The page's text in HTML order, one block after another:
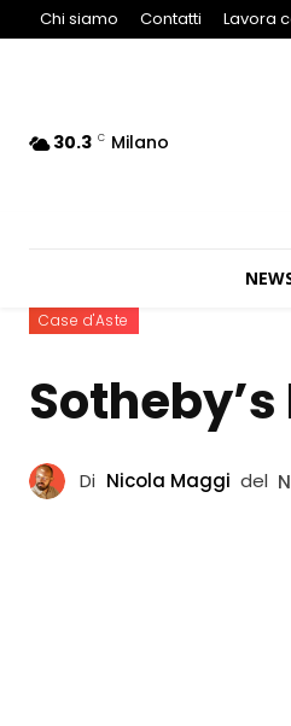
Chi siamo Contatti Lavora
30.3 C Milano
Case d'Aste
Di Nicola Maggi del